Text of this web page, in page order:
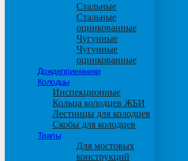
Стальные
Стальные
оцинкованные
Чугунные
Чугунные
оцинкованные
Дождеприемники
Колодцы
Инспекционные
Кольца колодцев ЖБИ
Лестницы для колодцев
Скобы для колодцев
Трапы
Для мостовых
конструкций